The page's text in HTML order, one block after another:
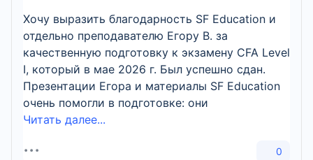
Хочу выразить благодарность SF Education и
отдельно преподавателю Егору В. за
качественную подготовку к экзамену CFA Level
I, который в мае 2026 г. Был успешно сдан.
Презентации Егора и материалы SF Education
очень помогли в подготовке: они
Читать далее...
0